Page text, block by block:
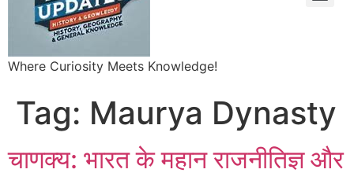
Where Curiosity Meets Knowledge!
Tag: Maurya Dynasty
चाणक्य: भारत के महान राजनीतिज्ञ और